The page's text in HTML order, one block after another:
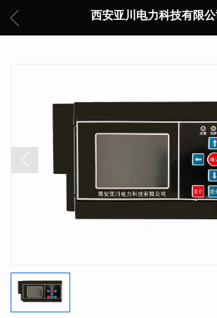
西安亚川电力科技有限公